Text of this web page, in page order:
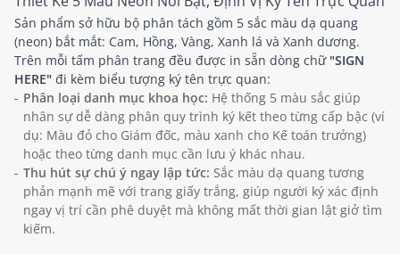
Sản phẩm sở hữu bộ phân tách gồm 5 sắc màu dạ quang
(neon) bắt mắt: Cam, Hồng, Vàng, Xanh lá và Xanh dương.
Trên mỗi tấm phân trang đều được in sẵn dòng chữ "SIGN
HERE" đi kèm biểu tượng ký tên trực quan:
Phân loại danh mục khoa học: Hệ thống 5 màu sắc giúp
nhân sự dễ dàng phân quy trình ký kết theo từng cấp bậc (ví
dụ: Màu đỏ cho Giám đốc, màu xanh cho Kế toán trưởng)
hoặc theo từng danh mục cần lưu ý khác nhau.
Thu hút sự chú ý ngay lập tức: Sắc màu dạ quang tương
phản mạnh mẽ với trang giấy trắng, giúp người ký xác định
ngay vị trí cần phê duyệt mà không mất thời gian lật giở tìm
kiếm.